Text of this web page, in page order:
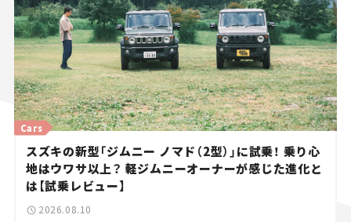
スズキの新型「ジムニー ノマド（2型）」に試乗！ 乗り心
地はウワサ以上？ 軽ジムニーオーナーが感じた進化と
は【試乗レビュー】
Cars
2026.08.10